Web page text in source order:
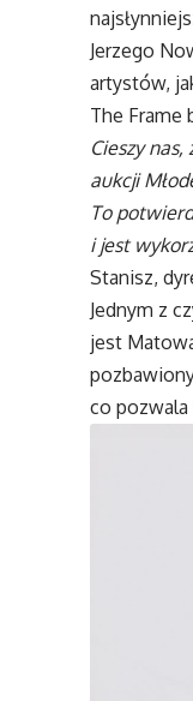
Jerzego
artystów,
The Frame
Cieszy
aukcji
To
i jest
Stanisz,
Jednym z
jest
co